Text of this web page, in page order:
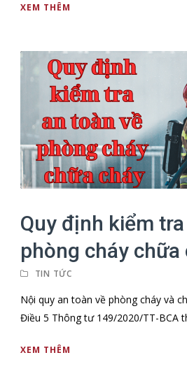
XEM THÊM
Quy định kiểm
phòng cháy chữa
TIN TỨC
Nội quy an toàn về phòng cháy và
Điều 5 Thông tư 149/2020/TT-BCA
XEM THÊM